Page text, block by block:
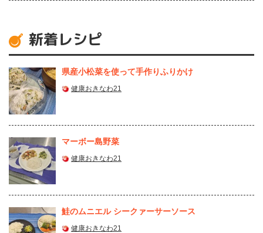
新着レシピ
県産⼩松菜を使って⼿作りふりかけ
健康おきなわ21
マーボー島野菜
健康おきなわ21
鮭のムニエル シークァーサーソース
健康おきなわ21